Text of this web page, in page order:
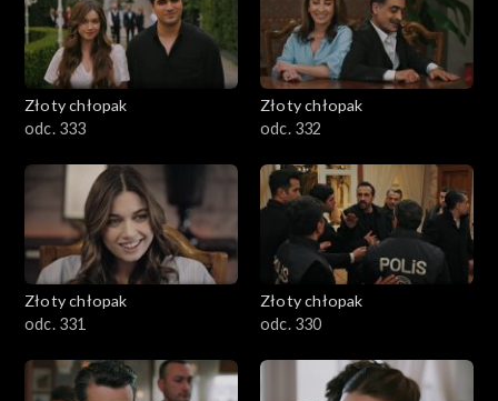
Złoty chłopak
odc. 333
Złoty chłopak
odc. 332
Złoty chłopak
odc. 331
Złoty chłopak
odc. 330